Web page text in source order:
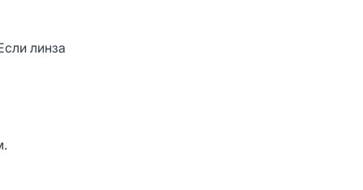
линза